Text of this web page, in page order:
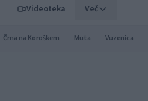
Videoteka Več
Črna na Koroškem Muta Vuzenica